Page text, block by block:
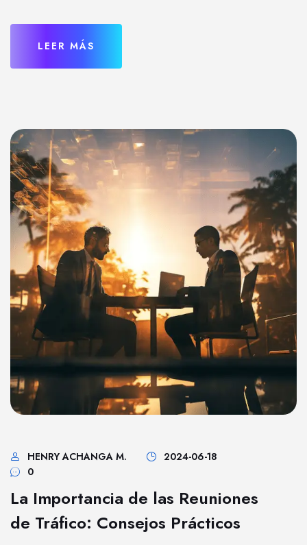
LEER MÁS
HENRY ACHANGA M.
2024-06-18
0
La Importancia de las Reuniones
de Tráfico: Consejos Prácticos